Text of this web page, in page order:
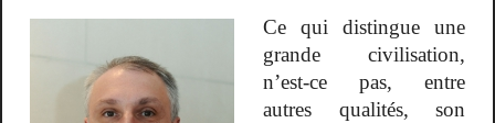
Ce qui distingue une
grande civilisation,
n’est-ce pas, entre
autres qualités, son